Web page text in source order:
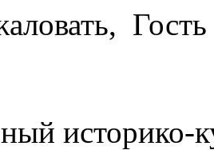
Гость
историко-